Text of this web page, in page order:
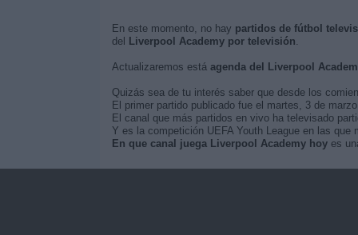
En este momento, no hay partidos de fútbol
del
Liverpool Academy por televisión.
Actualizaremos está agenda del Liverpool
Quizás sea de tu interés saber que desde los
El primer partido publicado fue el martes, 3 de
El canal que más partidos en vivo ha televisado
Y es la competición UEFA Youth League en las
En que canal juega Liverpool Academy hoyes